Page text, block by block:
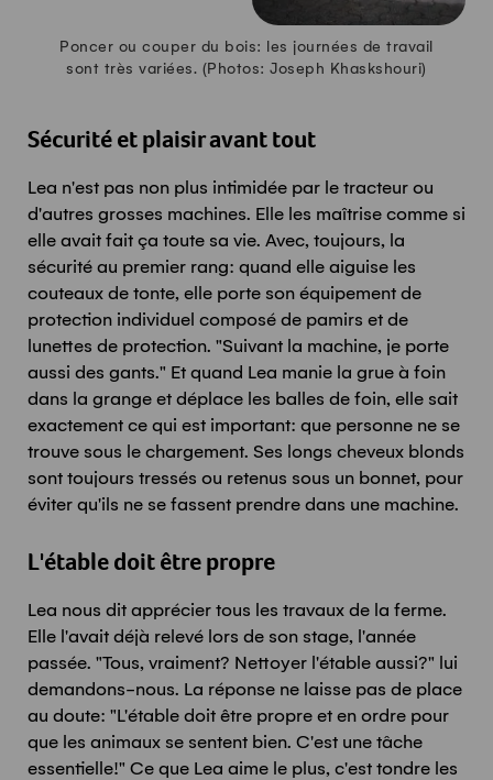
Poncer ou couper du bois: les journées de travail
sont très variées. (Photos: Joseph Khaskshouri)
Sécurité et plaisir avant tout
Lea n'est pas non plus intimidée par le tracteur ou
d'autres grosses machines. Elle les maîtrise comme si
elle avait fait ça toute sa vie. Avec, toujours, la
sécurité au premier rang: quand elle aiguise les
couteaux de tonte, elle porte son équipement de
protection individuel composé de pamirs et de
lunettes de protection. "Suivant la machine, je porte
aussi des gants." Et quand Lea manie la grue à foin
dans la grange et déplace les balles de foin, elle sait
exactement ce qui est important: que personne ne se
trouve sous le chargement. Ses longs cheveux blonds
sont toujours tressés ou retenus sous un bonnet, pour
éviter qu'ils ne se fassent prendre dans une machine.
L'étable doit être propre
Lea nous dit apprécier tous les travaux de la ferme.
Elle l'avait déjà relevé lors de son stage, l'année
passée. "Tous, vraiment? Nettoyer l'étable aussi?" lui
demandons-nous. La réponse ne laisse pas de place
au doute: "L'étable doit être propre et en ordre pour
que les animaux se sentent bien. C'est une tâche
essentielle!" Ce que Lea aime le plus, c'est tondre les